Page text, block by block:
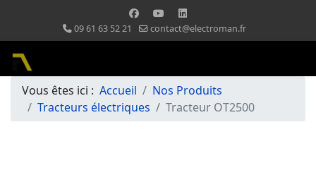
09 61 63 52 21 contact@electroman.fr
Vous êtes ici : Accueil
Nos Produits
Tracteurs électriques
Tracteur OT2500